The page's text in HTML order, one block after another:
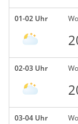
01-02 Uhr
02-03 Uhr
03-04 Uhr